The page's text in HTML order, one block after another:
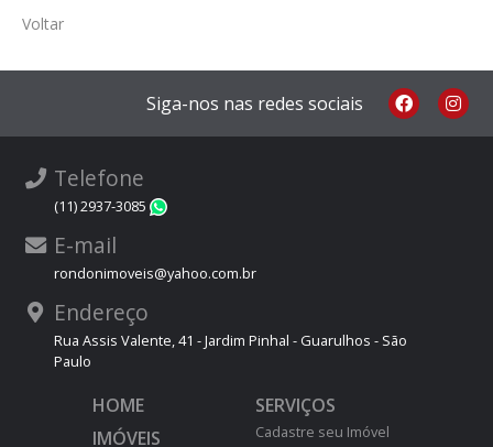
Voltar
Siga-nos nas redes sociais
Telefone
(11) 2937-3085
E-mail
rondonimoveis@yahoo.com.br
Endereço
Rua Assis Valente, 41 - Jardim Pinhal - Guarulhos - São
Paulo
HOME
IMÓVEIS
SERVIÇOS
Cadastre seu Imóvel